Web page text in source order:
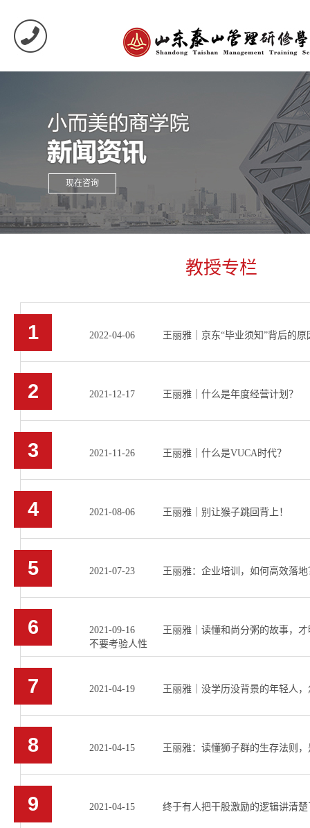
现在咨询
教授专栏
1 2022-04-06 王丽雅｜京东“毕业须知”背后的原
2 2021-12-17 王丽雅｜什么是年度经营计划？
3 2021-11-26 王丽雅｜什么是VUCA时代？
4 2021-08-06 王丽雅｜别让猴子跳回背上！
5 2021-07-23 王丽雅：企业培训，如何高效落地
6
2021-09-16 王丽雅｜读懂和尚分粥的故事，才
不要考验人性
7 2021-04-19 王丽雅｜没学历没背景的年轻人，
8 2021-04-15 王丽雅：读懂狮子群的生存法则，
9 2021-04-15 终于有人把干股激励的逻辑讲清楚